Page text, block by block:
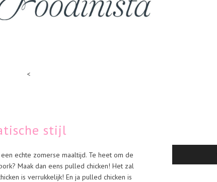
<
stijl
echte zomerse maaltijd. Te heet om de
Maak dan eens pulled chicken! Het zal
is verrukkelijk! En ja pulled chicken is